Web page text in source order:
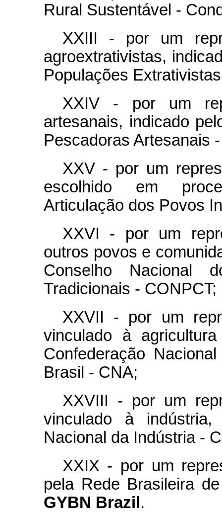
Rural Sustentável -
XXIII - por um
agroextrativistas,
Populações
XXIV - por um
artesanais, indicado
Pescadoras Artesanais
XXV - por um
escolhido em
Articulação dos Povos
XXVI - por um
outros povos e
Conselho Nacional
Tradicionais - CONPCT;
XXVII - por um
vinculado à
Confederação
Brasil - CNA;
XXVIII - por um
vinculado à indústria,
Nacional da Indústria -
XXIX - por um
pela Rede Brasileira
GYBN Brazil .